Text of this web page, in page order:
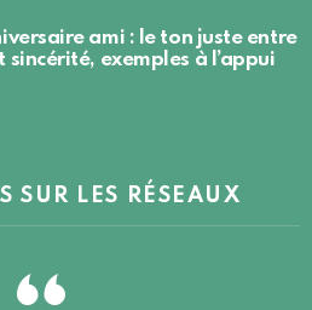
ami : le ton juste entre
sincérité, exemples à l’appui
SUR LES RÉSEAUX